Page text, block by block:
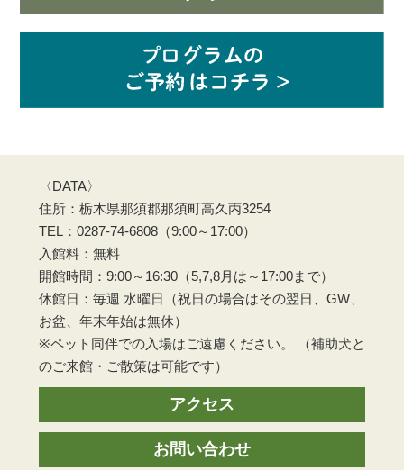
〈DATA〉
住所：栃木県那須郡那須町高久丙3254
TEL：0287-74-6808（9:00～17:00）
入館料：無料
開館時間：9:00～16:30（5,7,8月は～17:00まで）
休館日：毎週 水曜日（祝日の場合はその翌日、GW、
お盆、年末年始は無休）
※ペット同伴での入場はご遠慮ください。 （補助犬と
のご来館・ご散策は可能です）
アクセス
お問い合わせ